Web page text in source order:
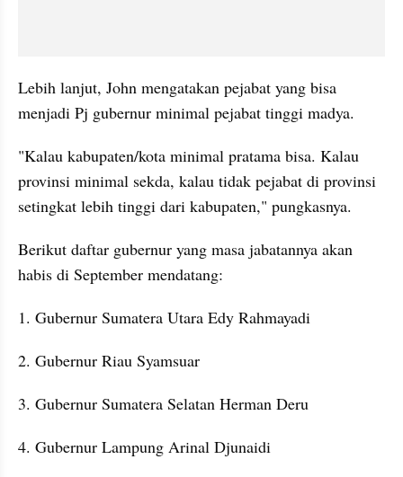
Lebih lanjut, John mengatakan pejabat yang bisa
menjadi Pj gubernur minimal pejabat tinggi madya.
"Kalau kabupaten/kota minimal pratama bisa. Kalau
provinsi minimal sekda, kalau tidak pejabat di provinsi
setingkat lebih tinggi dari kabupaten," pungkasnya.
Berikut daftar gubernur yang masa jabatannya akan
habis di September mendatang:
1. Gubernur Sumatera Utara Edy Rahmayadi
2. Gubernur Riau Syamsuar
3. Gubernur Sumatera Selatan Herman Deru
4. Gubernur Lampung Arinal Djunaidi